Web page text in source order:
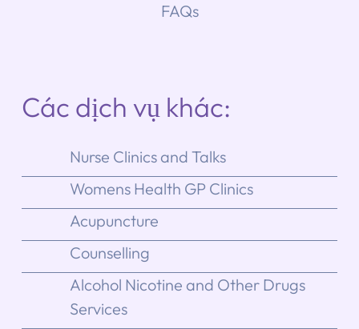
Các dịch vụ khác:
Nurse Clinics and Talks
Womens Health GP Clinics
Acupuncture
Counselling
Alcohol Nicotine and Other Drugs
Services
FAQs